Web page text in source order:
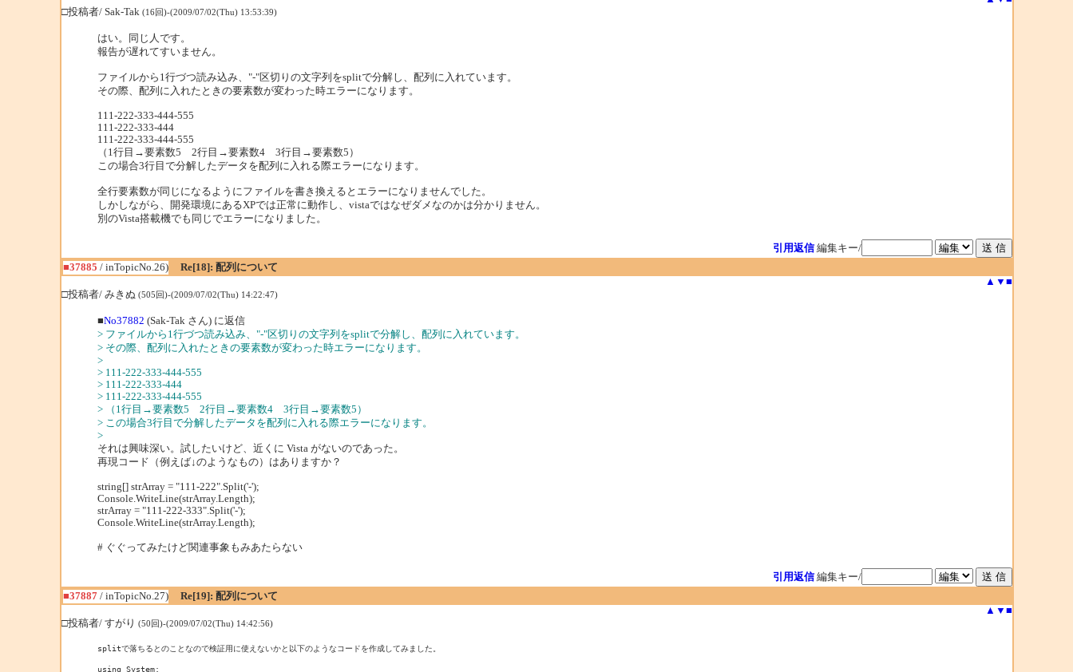
□投稿者/ Sak-Tak (16回)-(2009/07/02(Thu) 13:53:39)
はい。同じ人です。
報告が遅れてすいません。
ファイルから1行づつ読み込み、"-"区切りの文字列をsplitで分解し、配列に入れています。
その際、配列に入れたときの要素数が変わった時エラーになります。
111-222-333-444-555
111-222-333-444
111-222-333-444-555
（1行目→要素数5 2行目→要素数4 3行目→要素数5）
この場合3行目で分解したデータを配列に入れる際エラーになります。
全行要素数が同じになるようにファイルを書き換えるとエラーになりませんでした。
しかしながら、開発環境にあるXPでは正常に動作し、vistaではなぜダメなのかは分かりません。
別のVista搭載機でも同じでエラーになりました。
引用返信 編集キー/
■37885 / inTopicNo.26)
Re[18]: 配列について
▲ ▼ ■
□投稿者/ みきぬ (505回)-(2009/07/02(Thu) 14:22:47)
■No37882 (Sak-Tak さん) に返信
> ファイルから1行づつ読み込み、"-"区切りの文字列をsplitで分解し、配列に入れています。
> その際、配列に入れたときの要素数が変わった時エラーになります。
>
> 111-222-333-444-555
> 111-222-333-444
> 111-222-333-444-555
> （1行目→要素数5 2行目→要素数4 3行目→要素数5）
> この場合3行目で分解したデータを配列に入れる際エラーになります。
>
それは興味深い。試したいけど、近くに Vista がないのであった。
再現コード（例えば↓のようなもの）はありますか？
string[] strArray = "111-222".Split('-');
Console.WriteLine(strArray.Length);
strArray = "111-222-333".Split('-');
Console.WriteLine(strArray.Length);
# ぐぐってみたけど関連事象もみあたらない
引用返信 編集キー/
■37887/ inTopicNo.27)
Re[19]: 配列について
▲ ▼ ■
□投稿者/ すがり (50回)-(2009/07/02(Thu) 14:42:56)
splitで落ちるとのことなので検証用に使えないかと以下のようなコードを作成してみました。
using System;